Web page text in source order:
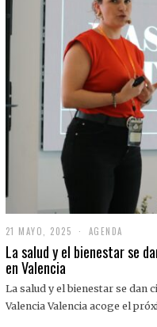
21 MAYO, 2025
1
M
O
,
AGENDA
La salud y el bienestar se
en Valencia
La salud y el bienestar se dan
Valencia Valencia acoge el